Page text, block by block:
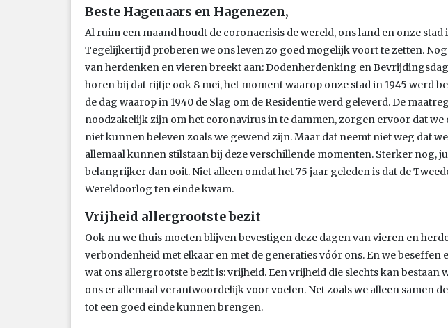
Beste Hagenaars en Hagenezen,
Al ruim een maand houdt de coronacrisis de wereld, ons land en onze stad
Tegelijkertijd proberen we ons leven zo goed mogelijk voort te zetten. Nog
van herdenken en vieren breekt aan: Dodenherdenking en
horen bij dat rijtje ook 8 mei, het moment waarop onze stad in 1945 werd
de dag waarop in 1940 de Slag om de Residentie werd geleverd. De
noodzakelijk zijn om het coronavirus in te dammen, zorgen ervoor dat we
niet kunnen beleven zoals we gewend zijn. Maar dat neemt niet weg dat
allemaal kunnen stilstaan bij deze verschillende momenten. Sterker nog,
belangrijker dan ooit. Niet alleen omdat het 75 jaar geleden is dat de
Wereldoorlog ten einde kwam.
Vrijheid allergrootste bezit
Ook nu we thuis moeten blijven bevestigen deze dagen van vieren en
verbondenheid met elkaar en met de generaties vóór ons. En we beseffen
wat ons allergrootste bezit is: vrijheid. Een vrijheid die slechts kan bestaan
ons er allemaal verantwoordelijk voor voelen. Net zoals we alleen samen
tot een goed einde kunnen brengen.